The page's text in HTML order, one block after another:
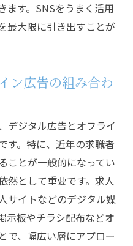
ます。SNSをうまく活用
最大限に引き出すことが
ン広告の組み合わ
デジタル広告とオフライ
す。特に、近年の求職者
ことが一般的になってい
然として重要です。求人
サイトなどのデジタル媒
示板やチラシ配布などオ
で、幅広い層にアプロー